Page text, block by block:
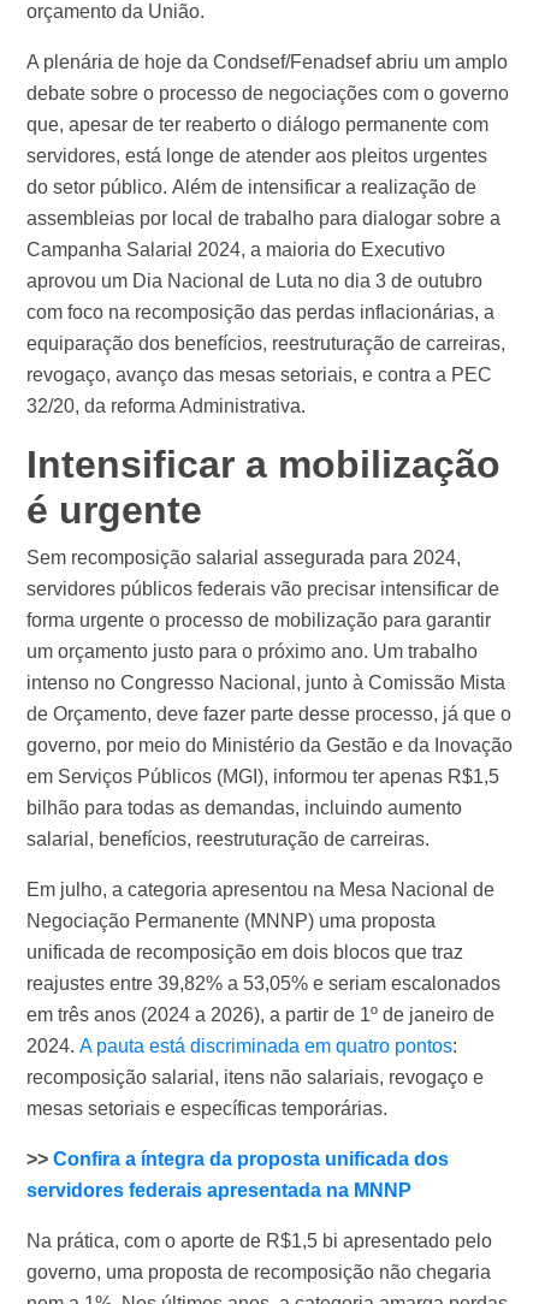
orçamento da União.
A plenária de hoje da Condsef/Fenadsef abriu um amplo
debate sobre o processo de negociações com o governo
que, apesar de ter reaberto o diálogo permanente com
servidores, está longe de atender aos pleitos urgentes
do setor público. Além de intensificar a realização de
assembleias por local de trabalho para dialogar sobre a
Campanha Salarial 2024, a maioria do Executivo
aprovou um Dia Nacional de Luta no dia 3 de outubro
com foco na recomposição das perdas inflacionárias, a
equiparação dos benefícios, reestruturação de carreiras,
revogaço, avanço das mesas setoriais, e contra a PEC
32/20, da reforma Administrativa.
Intensificar a mobilização
é urgente
Sem recomposição salarial assegurada para 2024,
servidores públicos federais vão precisar intensificar de
forma urgente o processo de mobilização para garantir
um orçamento justo para o próximo ano. Um trabalho
intenso no Congresso Nacional, junto à Comissão Mista
de Orçamento, deve fazer parte desse processo, já que o
governo, por meio do Ministério da Gestão e da Inovação
em Serviços Públicos (MGI), informou ter apenas R$1,5
bilhão para todas as demandas, incluindo aumento
salarial, benefícios, reestruturação de carreiras.
Em julho, a categoria apresentou na Mesa Nacional de
Negociação Permanente (MNNP) uma proposta
unificada de recomposição em dois blocos que traz
reajustes entre 39,82% a 53,05% e seriam escalonados
em três anos (2024 a 2026), a partir de 1º de janeiro de
2024. A pauta está discriminada em quatro pontos:
recomposição salarial, itens não salariais, revogaço e
mesas setoriais e específicas temporárias.
>> Confira a íntegra da proposta unificada dos
servidores federais apresentada na MNNP
Na prática, com o aporte de R$1,5 bi apresentado pelo
governo, uma proposta de recomposição não chegaria